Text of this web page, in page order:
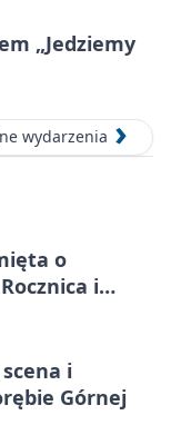
„Jedziemy
wydarzenia
o
i
i
Górnej